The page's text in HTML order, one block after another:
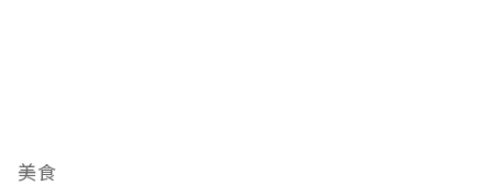
美食